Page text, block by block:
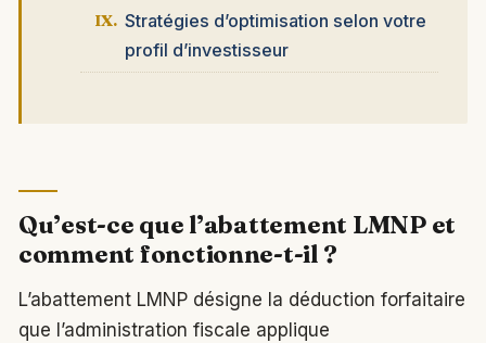
Stratégies d’optimisation selon votre
profil d’investisseur
Qu’est-ce que l’abattement LMNP et
comment fonctionne-t-il ?
L’abattement LMNP désigne la déduction forfaitaire
que l’administration fiscale applique